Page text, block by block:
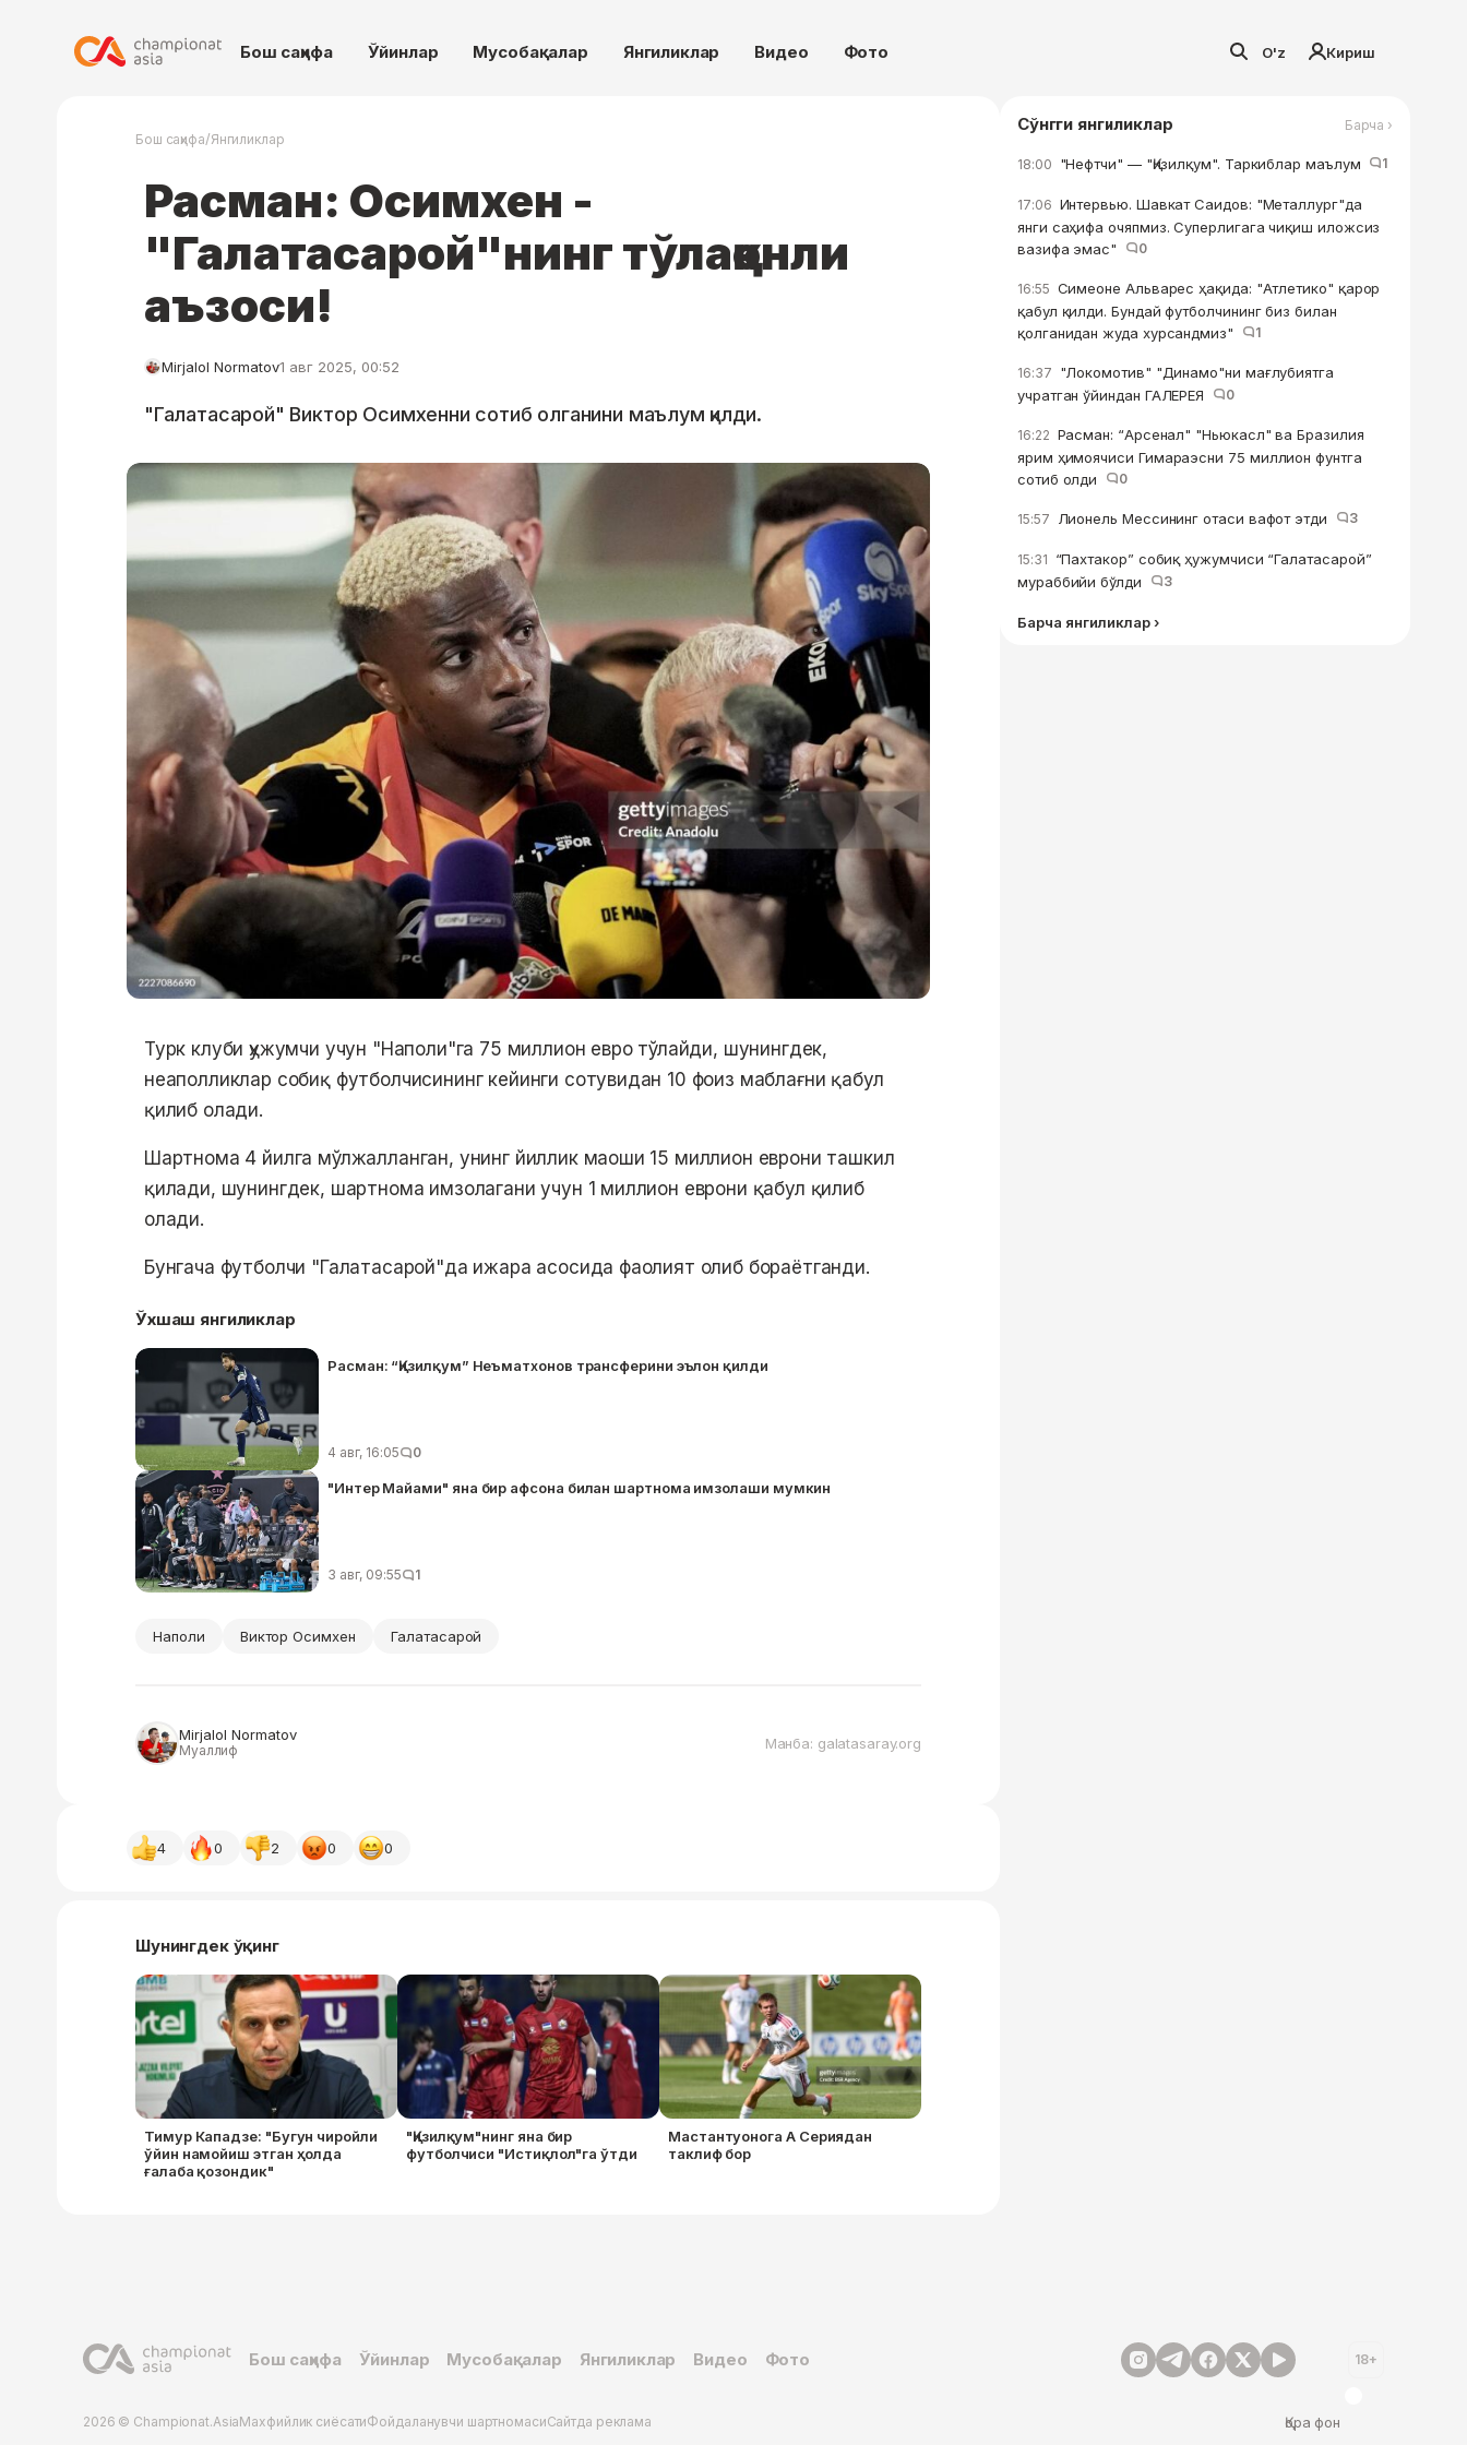
Бош саҳифа Ўйинлар Мусобақалар Янгиликлар Видео Фото O'z Кириш
Бош саҳифа/Янгиликлар
Расман: Осимхен -
"Галатасарой"нинг тўлақонли
аъзоси!
Mirjalol Normatov1 авг 2025, 00:52
"Галатасарой" Виктор Осимхенни сотиб олганини маълум қилди.
Турк клуби ҳужумчи учун "Наполи"га 75 миллион евро тўлайди, шунингдек,
неаполликлар собиқ футболчисининг кейинги сотувидан 10 фоиз маблағни қабул
қилиб олади.
Шартнома 4 йилга мўлжалланган, унинг йиллик маоши 15 миллион еврони ташкил
қилади, шунингдек, шартнома имзолагани учун 1 миллион еврони қабул қилиб
олади.
Бунгача футболчи "Галатасарой"да ижара асосида фаолият олиб бораётганди.
Ўхшаш янгиликлар
Расман: “Қизилқум” Неъматхонов трансферини эълон қилди
4 авг, 16:05 0
"Интер Майами" яна бир афсона билан шартнома имзолаши мумкин
3 авг, 09:55 1
Наполи Виктор Осимхен Галатасарой
Mirjalol Normatov
Муаллиф Манба: galatasaray.org
4 0 2 0 0
Шунингдек ўқинг
Тимур Кападзе: "Бугун чиройли
ўйин намойиш этган ҳолда
ғалаба қозондик"
"Қизилқум"нинг яна бир
футболчиси "Истиқлол"га ўтди
Мастантуонога А Сериядан
таклиф бор
Сўнгги янгиликлар Барча ›
18:00 "Нефтчи" — "Қизилқум". Таркиблар маълум 1
17:06 Интервью. Шавкат Саидов: "Металлург"да
янги саҳифа очяпмиз. Суперлигага чиқиш иложсиз
вазифа эмас"
0
16:55 Симеоне Альварес ҳақида: "Атлетико" қарор
қабул қилди. Бундай футболчининг биз билан
қолганидан жуда хурсандмиз"
1
16:37 "Локомотив" "Динамо"ни мағлубиятга
учратган ўйиндан ГАЛЕРЕЯ
0
16:22 Расман: “Арсенал" "Ньюкасл" ва Бразилия
ярим ҳимоячиси Гимараэсни 75 миллион фунтга
сотиб олди
0
15:57 Лионель Мессининг отаси вафот этди 3
15:31 “Пахтакор” собиқ ҳужумчиси “Галатасарой”
мураббийи бўлди
3
Барча янгиликлар ›
Бош саҳифа Ўйинлар Мусобақалар Янгиликлар Видео Фото 18+
2026 © Championat.AsiaМахфийлик сиёсатиФойдаланувчи шартномасиСайтда реклама Қора фон